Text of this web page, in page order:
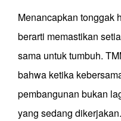
Menancapkan tonggak
berarti memastikan
sama untuk tumbuh.
bahwa ketika
pembangunan bukan
yang sedang dikerjakan.